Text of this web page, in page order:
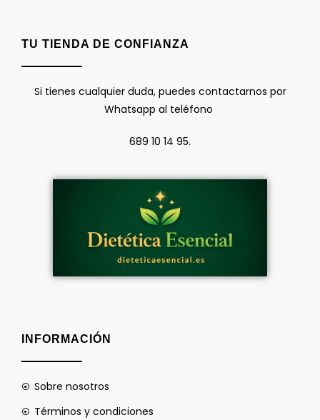
TU TIENDA DE CONFIANZA
Si tienes cualquier duda, puedes contactarnos por
Whatsapp al teléfono
689 10 14 95.
INFORMACIÓN
Sobre nosotros
Términos y condiciones